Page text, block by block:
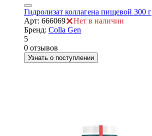
Гидролизат коллагена пищевой 300 г
Арт: 666069
Нет в наличии
Бренд: Colla Gen
5
0 отзывов
Узнать о поступлении